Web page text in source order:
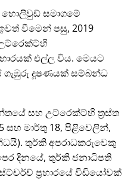
සමාගමේ
වීමෙන් පසු, 2019
එල්ල විය. මෙයට
දූෂණයක් සම්බන්ධ
සහ උට්රෙක්ට්හි ත්‍රස්ත
සහ මාර්තු 18, පිළිවෙලින්,
තුර්කි අපරාධකරුවෙකු
දිනයේ, තුර්කි ජනාධිපති
ප්‍රහාරයේ වීඩියෝවක්